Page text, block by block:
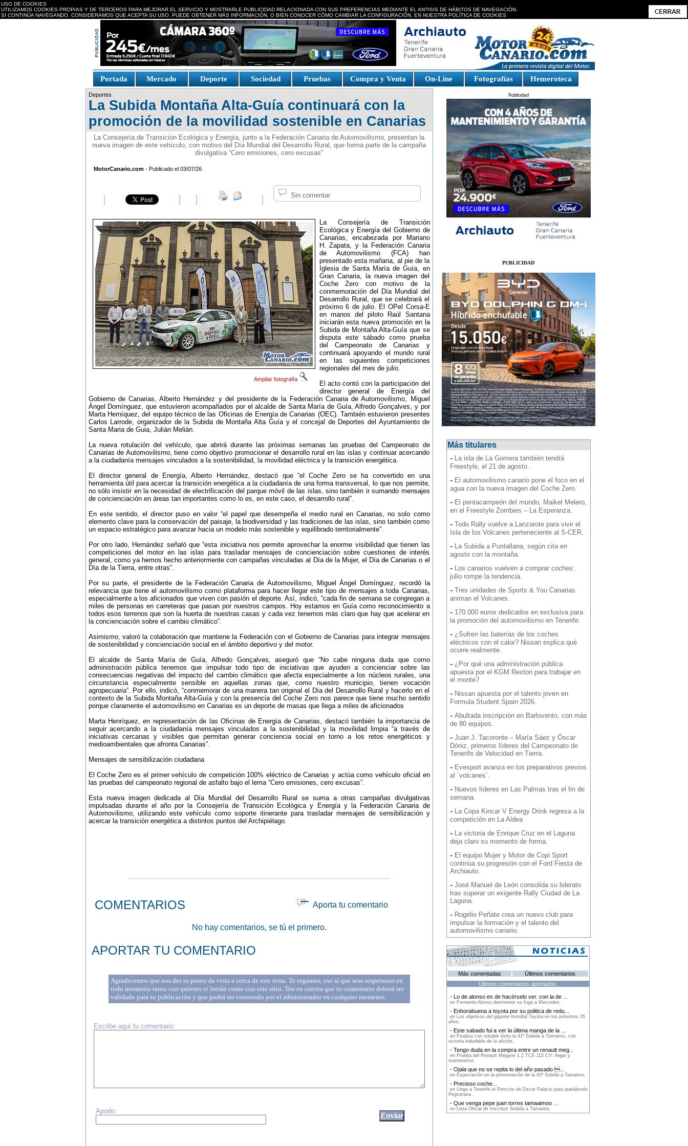
USO DE COOKIES
UTILIZAMOS COOKIES PROPIAS Y DE TERCEROS PARA MEJORAR EL SERVICIO Y MOSTRARLE PUBLICIDAD RELACIONADA CON SUS PREFERENCIAS MEDIANTE EL AN?ISIS DE HÁBITOS DE NAVEGACIÓN.
SI CONTINÚA NAVEGANDO, CONSIDERAMOS QUE ACEPTA SU USO. PUEDE OBTENER MÁS INFORMACIÓN, O BIEN CONOCER CÓMO CAMBIAR LA CONFIGURACIÓN, EN NUESTRA POLÍTICA DE COOKIES
Portada Mercado Deporte Sociedad Pruebas Compra y Venta On-Line Fotografías Hemeroteca
Fake Watches
Deportes
La Subida Montaña Alta-Guía continuará con la
promoción de la movilidad sostenible en Canarias
La Consejería de Transición Ecológica y Energía, junto a la Federación Canaria de Automovilismo, presentan la
nueva imagen de este vehículo, con motivo del Día Mundial del Desarrollo Rural, que forma parte de la campaña
divulgativa “Cero emisiones, cero excusas”
MotorCanario.com- Publicado el 03/07/26
Sin comentar
Ampliar fotografía
La Consejería de Transición
Ecológica y Energía del Gobierno de
Canarias, encabezada por Mariano
H. Zapata, y la Federación Canaria
de Automovilismo (FCA) han
presentado esta mañana, al pie de la
Iglesia de Santa María de Guía, en
Gran Canaria, la nueva imagen del
Coche Zero con motivo de la
conmemoración del Día Mundial del
Desarrollo Rural, que se celebrará el
próximo 6 de julio. El OPel Corsa-E
en manos del piloto Raúl Santana
iniciarán esta nueva promoción en la
Subida de Montaña Alta-Guía que se
disputa este sábado como prueba
del Campeonato de Canarias y
continuará apoyando el mundo rural
en las siguientes competiciones
regionales del mes de julio.
El acto contó con la participación del
director general de Energía del
Gobierno de Canarias, Alberto Hernández y del presidente de la Federación Canaria de Automovilismo, Miguel
Ángel Domínguez, que estuvieron acompañados por el alcalde de Santa María de Guía, Alfredo Gonçalves, y por
Marta Herníquez, del equipo técnico de las Oficinas de Energía de Canarias (OEC). También estuvieron presentes
Carlos Larrode, organizador de la Subida de Montaña Alta Guía y el concejal de Deportes del Ayuntamiento de
Santa Maria de Guia, Julián Melián.
La nueva rotulación del vehículo, que abrirá durante las próximas semanas las pruebas del Campeonato de
Canarias de Automovilismo, tiene como objetivo promocionar el desarrollo rural en las islas y continuar acercando
a la ciudadanía mensajes vinculados a la sostenibilidad, la movilidad eléctrica y la transición energética.
El director general de Energía, Alberto Hernández, destacó que “el Coche Zero se ha convertido en una
herramienta útil para acercar la transición energética a la ciudadanía de una forma transversal, lo que nos permite,
no sólo insistir en la necesidad de electrificación del parque móvil de las islas, sino también ir sumando mensajes
de concienciación en áreas tan importantes como lo es, en este caso, el desarrollo rural”.
En este sentido, el director puso en valor “el papel que desempeña el medio rural en Canarias, no solo como
elemento clave para la conservación del paisaje, la biodiversidad y las tradiciones de las islas, sino también como
un espacio estratégico para avanzar hacia un modelo más sostenible y equilibrado territorialmente”.
Por otro lado, Hernández señaló que “esta iniciativa nos permite aprovechar la enorme visibilidad que tienen las
competiciones del motor en las islas para trasladar mensajes de concienciación sobre cuestiones de interés
general, como ya hemos hecho anteriormente con campañas vinculadas al Día de la Mujer, el Día de Canarias o el
Día de la Tierra, entre otras”.
Por su parte, el presidente de la Federación Canaria de Automovilismo, Miguel Ángel Domínguez, recordó la
relevancia que tiene el automovilismo como plataforma para hacer llegar este tipo de mensajes a toda Canarias,
especialmente a los aficionados que viven con pasión el deporte. Así, indicó, “cada fin de semana se congregan a
miles de personas en carreteras que pasan por nuestros campos. Hoy estamos en Guía como reconocimiento a
todos esos terrenos que son la huerta de nuestras casas y cada vez tenemos más claro que hay que acelerar en
la concienciación sobre el cambio climático”.
Asimismo, valoró la colaboración que mantiene la Federación con el Gobierno de Canarias para integrar mensajes
de sostenibilidad y concienciación social en el ámbito deportivo y del motor.
El alcalde de Santa María de Guía, Alfredo Gonçalves, aseguró que “No cabe ninguna duda que como
administración pública tenemos que impulsar todo tipo de iniciativas que ayuden a concienciar sobre las
consecuencias negativas del impacto del cambio climático que afecta especialmente a los núcleos rurales, una
circunstancia especialmente sensible en aquellas zonas que, como nuestro municipio, tienen vocación
agropecuaria”. Por ello, indicó, “conmemorar de una manera tan original el Día del Desarrollo Rural y hacerlo en el
contexto de la Subida Montaña Alta-Guía y con la presencia del Coche Zero nos parece que tiene mucho sentido
porque claramente el automovilismo en Canarias es un deporte de masas que llega a miles de aficionados
Marta Henríquez, en representación de las Oficinas de Energía de Canarias, destacó también la importancia de
seguir acercando a la ciudadanía mensajes vinculados a la sostenibilidad y la movilidad limpia “a través de
iniciativas cercanas y visibles que permitan generar conciencia social en torno a los retos energéticos y
medioambientales que afronta Canarias”.
Mensajes de sensibilización ciudadana
El Coche Zero es el primer vehículo de competición 100% eléctrico de Canarias y actúa como vehículo oficial en
las pruebas del campeonato regional de asfalto bajo el lema “Cero emisiones, cero excusas”.
Esta nueva imagen dedicada al Día Mundial del Desarrollo Rural se suma a otras campañas divulgativas
impulsadas durante el año por la Consejería de Transición Ecológica y Energía y la Federación Canaria de
Automovilismo, utilizando este vehículo como soporte itinerante para trasladar mensajes de sensibilización y
acercar la transición energética a distintos puntos del Archipiélago.
................................................................................................................................
COMENTARIOS Aporta tu comentario
No hay comentarios, se tú el primero.
APORTAR TU COMENTARIO
Agradecemos que nos des tu punto de vista a cerca de este tema. Te rogamos, eso sí que seas respetuoso en
todo momento tanto con quienes te leerán como con este sitio. Ten en cuenta que tu comentario deberá ser
validado para su publicación y que podrá ser censurado por el administrador en cualquier momento.
Escribe aquí tu comentario:
Apodo:
Publicidad
PUBLICIDAD
Más titulares
- La isla de La Gomera también tendrá
Freestyle, el 21 de agosto.
- El automovilismo canario pone el foco en el
agua con la nueva imagen del Coche Zero.
- El pentacampeón del mundo, Maikel Melero,
en el Freestyle Zombies – La Esperanza.
- Todo Rally vuelve a Lanzarote para vivir el
Isla de los Volcanes perteneciente al S-CER.
- La Subida a Puntallana, según cita en
agosto con la montaña.
- Los canarios vuelven a comprar coches:
julio rompe la tendencia.
- Tres unidades de Sports & You Canarias
animan el Volcanes.
- 170.000 euros dedicados en exclusiva para
la promoción del automovilismo en Tenerife.
- ¿Sufren las baterías de los coches
eléctricos con el calor? Nissan explica qué
ocurre realmente.
- ¿Por qué una administración pública
apuesta por el KGM Rexton para trabajar en
el monte?
- Nissan apuesta por el talento joven en
Formula Student Spain 2026.
- Abultada inscripción en Barlovento, con más
de 80 equipos.
- Juan J. Tacoronte – María Sáez y Óscar
Dóniz, primeros líderes del Campeonato de
Tenerife de Velocidad en Tierra.
- Evesport avanza en los preparativos previos
al `volcanes`.
- Nuevos líderes en Las Palmas tras el fin de
semana.
- La Copa Kincar V Energy Drink regresa a la
competición en La Aldea
- La victoria de Enrique Cruz en el Laguna
deja claro su momento de forma.
- El equipo Mujer y Motor de Copi Sport
continúa su progresión con el Ford Fiesta de
Archiauto.
- José Manuel de León consolida su liderato
tras superar un exigente Rally Ciudad de La
Laguna.
- Rogelio Peñate crea un nuevo club para
impulsar la formación y el talento del
automovilismo canario.
Más comentadas
Últimos comentarios
Últimos comentarios aportados:
- Lo de alonso es de hacérselo ver. con la de ...
en Fernando Alonso desmiente su fuga a Mercedes.
- Enhorabuena a toyota por su politica de redu...
en Los objetivos del gigante mundial Toyota en los próximos 35
años.
- Este sabado fui a ver la última manga de la ...
en Finaliza con notable éxito la 41º Subida a Tamaimo, con
victoria indudable de la afición.
- Tengo duda en la compra entre un renault meg...
en Prueba del Renault Megane 1.2 TCE 115 CV: llegar y
mantenerse.
- Ojala que no se repita lo del año pasado ...
en Expectación en la presentación de la 41º Subida a Tamaimo.
- Precioso coche...
en Llega a Tenerife el Porsche de Oscar Palacio para quedárselo
Pegrutrans.
- Que venga pepe juan torres tamaaimoo ...
en Lista Oficial de Inscritos Subida a Tamaimo.